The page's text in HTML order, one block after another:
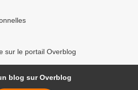
sur le portail Overblog
blog sur Overblog